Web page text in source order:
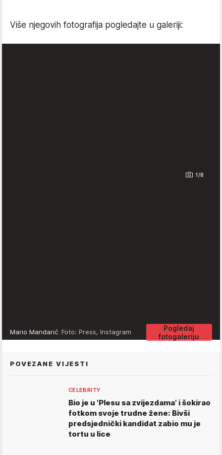
Više njegovih fotografija pogledajte u galeriji:
1/8
Pogledaj
fotogaleriju
Mario Mandarić Foto: Press, Instagram
POVEZANE VIJESTI
CELEBRITY
Bio je u 'Plesu sa zvijezdama' i šokirao
fotkom svoje trudne žene: Bivši
predsjednički kandidat zabio mu je
tortu u lice